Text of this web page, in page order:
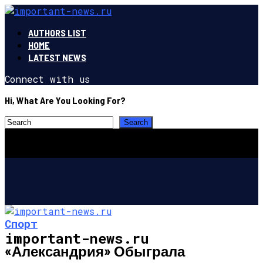
AUTHORS LIST
HOME
LATEST NEWS
Connect with us
Hi, What Are You Looking For?
important-news.ru
Спорт
«Александрия» Обыграла